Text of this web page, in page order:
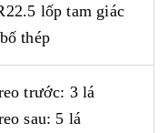
lốp tam giác
thép
trước: 3 lá
sau: 5 lá